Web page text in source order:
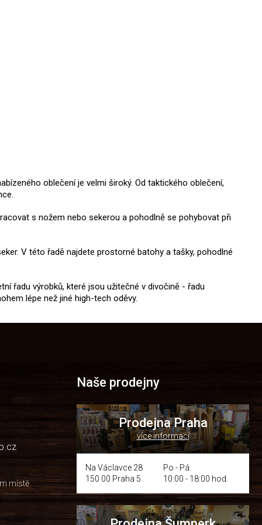
oblečení je velmi široký. Od taktického oblečení,
s nožem nebo sekerou a pohodlně se pohybovat při
V této řadě najdete prostorné batohy a tašky, pohodlné
řadu výrobků, které jsou užitečné v divočině - řadu
lépe než jiné high-tech oděvy.
místě
Naše prodejny
Prodejna Praha
více informací
Na Václavce 28
150 00 Praha 5
Po - Pá:
10:00 - 18:00 hod.